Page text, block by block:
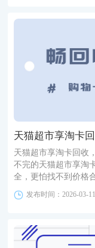
天猫超市享淘卡
天猫超市享淘卡回收
不完的天猫超市享淘
全，更怕找不到价格
发布时间：2026-03-11